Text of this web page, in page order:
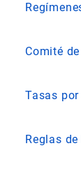
Comité
Tasas
Reglas